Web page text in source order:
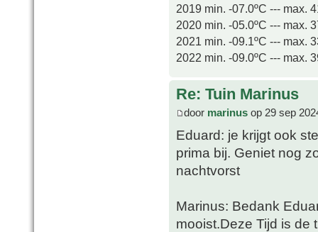
2019 min. -07.0ºC --- max.
2020 min. -05.0ºC --- max.
2021 min. -09.1ºC --- max.
2022 min. -09.0ºC --- max.
Re: Tuin Marinus
door marinus op 29 sep
Eduard: je krijgt ook
prima bij. Geniet nog
nachtvorst
Marinus: Bedank
mooist.Deze Tijd is de